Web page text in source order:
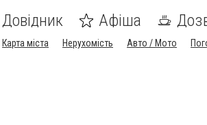
Довідник Афіша
Карта міста Нерухомість Авто / Мото